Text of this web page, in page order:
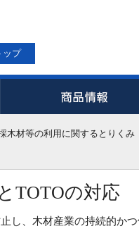
ップ
木材等の利用に関するとりくみ
TOTOの対応
し、木材産業の持続的か